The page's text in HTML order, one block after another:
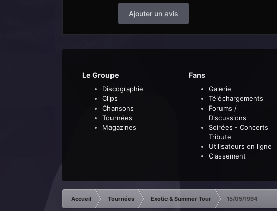
Ajouter un avis
Le Groupe
Discographie
Clips
Chansons
Tournées
Magazines
Fans
Galerie
Téléchargements
Forums /
Discussions
Soirées - Concerts
Tribute
Utilisateurs en ligne
Classement
Accueil Tournées Exotic & Summer Tour 15/05/1994